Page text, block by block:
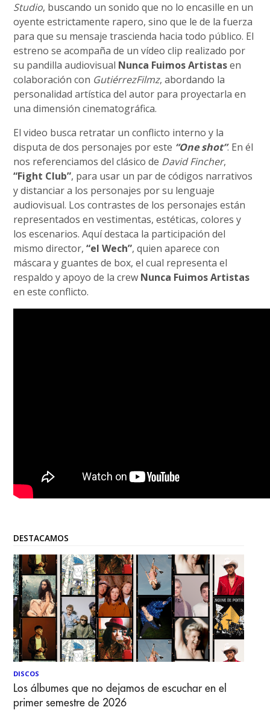
Studio, buscando un sonido que no lo encasille en un
oyente estrictamente rapero, sino que le de la fuerza
para que su mensaje trascienda hacia todo público. El
estreno se acompaña de un vídeo clip realizado por
su pandilla audiovisual Nunca Fuimos Artistasen
colaboración con GutiérrezFilmz, abordando la
personalidad artística del autor para proyectarla en
una dimensión cinematográfica.
El video busca retratar un conflicto interno y la
disputa de dos personajes por este “One shot”. En él
nos referenciamos del clásico de David Fincher,
“Fight Club”, para usar un par de códigos narrativos
y distanciar a los personajes por su lenguaje
audiovisual. Los contrastes de los personajes están
representados en vestimentas, estéticas, colores y
los escenarios. Aquí destaca la participación del
mismo director,“el Wech”, quien aparece con
máscara y guantes de box, el cual representa el
respaldo y apoyo de la crew Nunca Fuimos Artistas
en este conflicto.
DESTACAMOS
DISCOS
Los álbumes que no dejamos de escuchar en el
primer semestre de 2026